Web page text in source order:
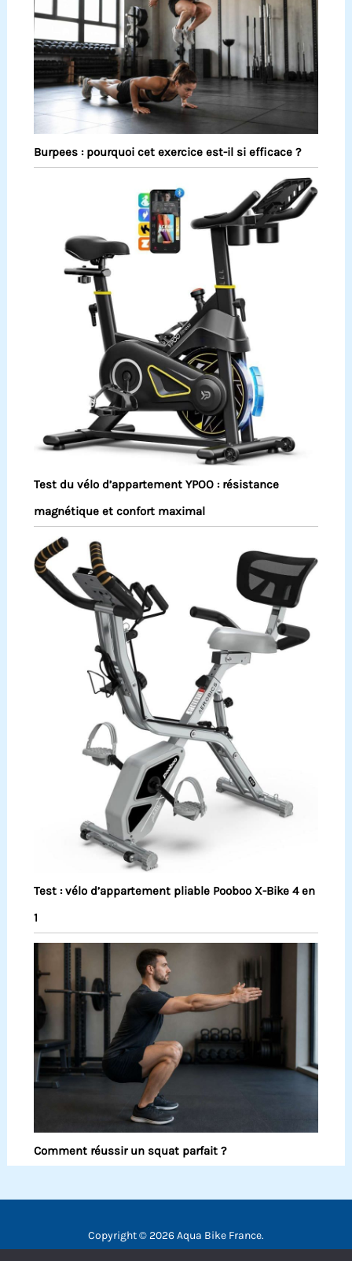
Burpees : pourquoi cet exercice est-il si efficace ?
Test du vélo d’appartement YPOO : résistance
magnétique et confort maximal
Test : vélo d’appartement pliable Pooboo X-Bike 4 en
1
Comment réussir un squat parfait ?
Copyright © 2026 Aqua Bike France.